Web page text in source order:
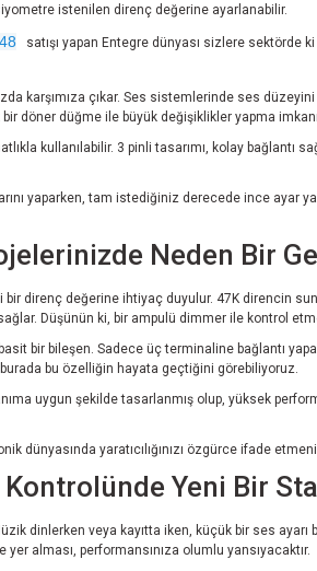
istenilen direnç değerine ayarlanabilir.
satışı yapan Entegre dünyası sizlere sektörde
karşımıza çıkar. Ses sistemlerinde ses
döner düğme ile büyük değişiklikler yapma
kullanılabilir. 3 pinli tasarımı, kolay
yaparken, tam istediğiniz derecede ince ayar
Neden Bir
direnç değerine ihtiyaç duyulur. 47K direncin
Düşünün ki, bir ampulü dimmer ile kontrol
bir bileşen. Sadece üç terminaline bağlantı
bu özelliğin hayata geçtiğini görebiliyoruz.
uygun şekilde tasarlanmış olup, yüksek
dünyasında yaratıcılığınızı özgürce ifade
Yeni Bir
dinlerken veya kayıtta iken, küçük bir ses
alması, performansınıza olumlu yansıyacaktır.